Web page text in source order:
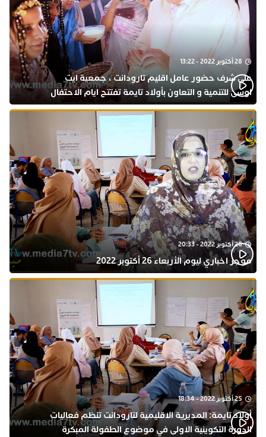
28 أكتوبر 2022 - 13:22
على شرف حضور عامل اقليم تارودانت ، جمعية ايت
اوسى للتنمية و التعاون بأولاد تايمة تفتتح ايام الاحتفال
بذكرى المولد النبوي
26 أكتوبر 2022 - 20:33
موجز اخباري ليوم الأربعاء 26 أكتوبر 2022
25 أكتوبر 2022 - 18:34
أولاد تايمة: المديرية الاقليمية لتارودانت تنظم فعاليات
الدورة التكوينية الاولى في موضوع الطفولة المبكرة